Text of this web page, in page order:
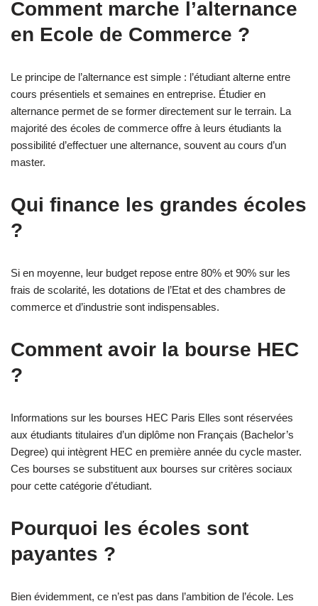
Comment marche l’alternance
en Ecole de Commerce ?
Le principe de l’alternance est simple : l’étudiant alterne entre
cours présentiels et semaines en entreprise. Étudier en
alternance permet de se former directement sur le terrain. La
majorité des écoles de commerce offre à leurs étudiants la
possibilité d’effectuer une alternance, souvent au cours d’un
master.
Qui finance les grandes écoles
?
Si en moyenne, leur budget repose entre 80% et 90% sur les
frais de scolarité, les dotations de l’Etat et des chambres de
commerce et d’industrie sont indispensables.
Comment avoir la bourse HEC
?
Informations sur les bourses HEC Paris Elles sont réservées
aux étudiants titulaires d’un diplôme non Français (Bachelor’s
Degree) qui intègrent HEC en première année du cycle master.
Ces bourses se substituent aux bourses sur critères sociaux
pour cette catégorie d’étudiant.
Pourquoi les écoles sont
payantes ?
Bien évidemment, ce n’est pas dans l’ambition de l’école. Les